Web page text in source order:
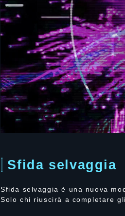
Sfida selvaggia
Sfida selvaggia è una nuova
Solo chi riuscirà a completare